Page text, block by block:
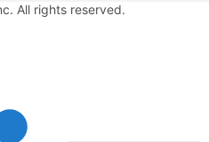
All rights reserved.